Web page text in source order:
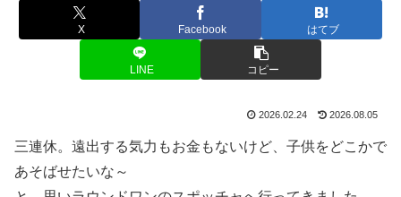
X Facebook はてブ
LINE コピー
2026.02.24 2026.08.05
三連休。遠出する気力もお金もないけど、子供をどこかで
あそばせたいな～